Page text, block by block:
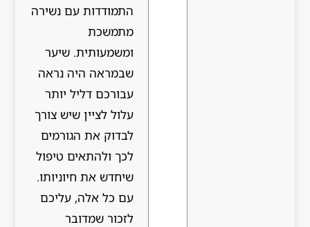
התמודדות עם נשירה
מתמשכת
ומשמעותית. שיער
שבמראה היה נראה
עבורכם דליל יותר
עלול לציין שיש צורך
לבדוק את הגורמים
לכך ולהתאים טיפול
שיחדש את חיוניותו.
עם כל אלה, עליכם
לזכור שמדובר